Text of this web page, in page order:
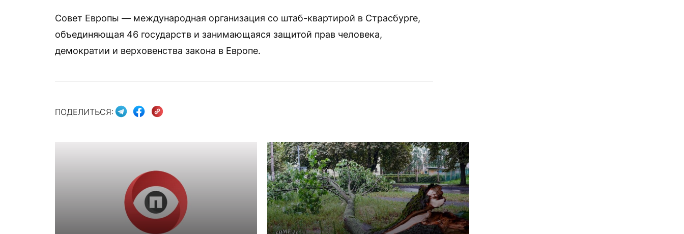
Совет Европы — международная организация со штаб-квартирой в Страсбурге,
объединяющая 46 государств и занимающаяся защитой прав человека,
демократии и верховенства закона в Европе.
ПОДЕЛИТЬСЯ: